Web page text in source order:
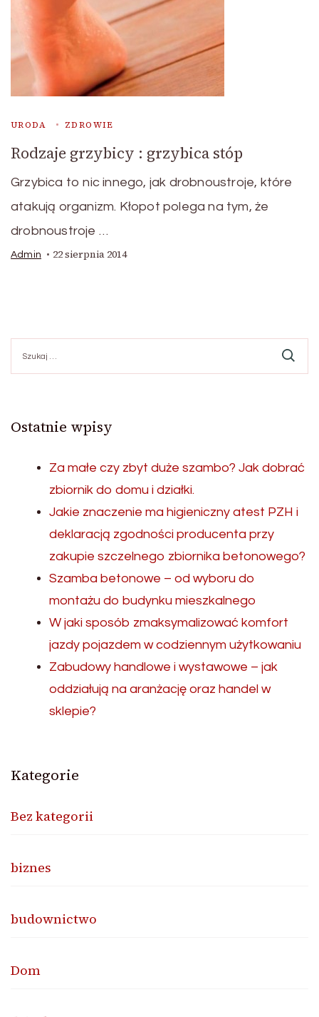
URODA ZDROWIE
Rodzaje grzybicy : grzybica stóp
Grzybica to nic innego, jak drobnoustroje, które
atakują organizm. Kłopot polega na tym, że
drobnoustroje …
Admin 22 sierpnia 2014
Ostatnie wpisy
Za małe czy zbyt duże szambo? Jak dobrać
zbiornik do domu i działki.
Jakie znaczenie ma higieniczny atest PZH i
deklaracją zgodności producenta przy
zakupie szczelnego zbiornika betonowego?
Szamba betonowe – od wyboru do
montażu do budynku mieszkalnego
W jaki sposób zmaksymalizować komfort
jazdy pojazdem w codziennym użytkowaniu
Zabudowy handlowe i wystawowe – jak
oddziałują na aranżację oraz handel w
sklepie?
Kategorie
Bez kategorii
biznes
budownictwo
Dom